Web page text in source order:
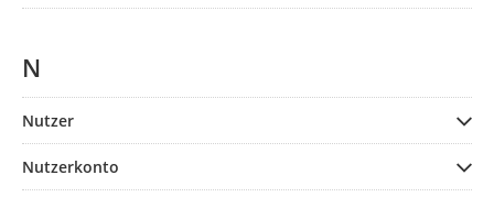
N
Nutzer
Nutzerkonto